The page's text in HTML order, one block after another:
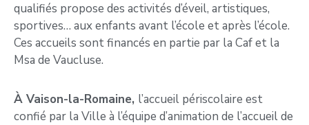
qualifiés propose des activités d’éveil, artistiques,
sportives… aux enfants avant l’école et après l’école.
Ces accueils sont financés en partie par la Caf et la
Msa de Vaucluse.
À Vaison-la-Romaine, l’accueil périscolaire est
confié par la Ville à l’équipe d’animation de l’accueil de